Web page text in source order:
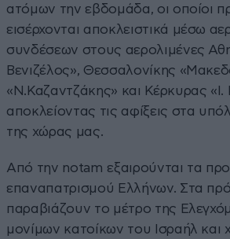
ατόμων την εβδομάδα, οι οποίοι
εισέρχονται αποκλειστικά μέσω
συνδέσεων στους αερολιμένες
Βενιζέλος», Θεσσαλονίκης
«Ν.Καζαντζάκης» και Κέρκυρας «Ι.
αποκλείοντας τις αφίξεις στα
της χώρας μας.
Από την notam εξαιρούνται τα
επαναπατρισμού Ελλήνων. Στα
παραβιάζουν το μέτρο της
μονίμων κατοίκων του Ισραήλ και